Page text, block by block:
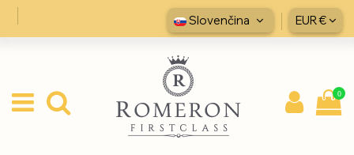
Slovenčina EUR €
0